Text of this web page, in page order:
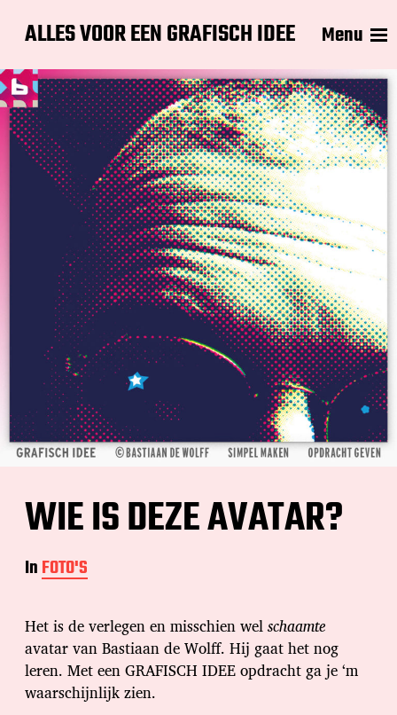
ALLES VOOR EEN GRAFISCH IDEE Menu
WIE IS DEZE AVATAR?
InFOTO'S
Het is de verlegen en misschien welschaamte
avatar van Bastiaan de Wolff. Hij gaat het nog
leren. Met een GRAFISCH IDEE opdracht ga je ‘m
waarschijnlijk zien.